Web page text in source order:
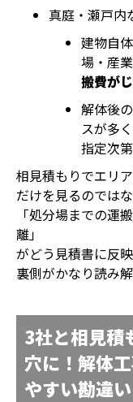
真庭・瀬戸内
建物自
場・産
搬費が
解体後
スが多
指定次
相見積もりでエリ
だけを見るのではな
「処分場までの運
離」
がどう見積書に反
裏側がかなり読み
3社と相見積
穴に！解体
やすい勘違い